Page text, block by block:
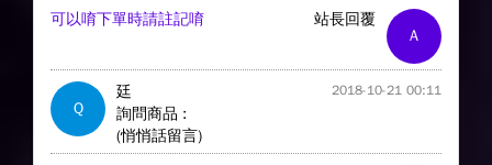
A
站長回覆
可以唷下單時請註記唷
Q
廷 2018-10-21 00:11
詢問商品 :
(悄悄話留言)